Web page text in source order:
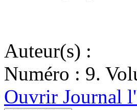
Auteur(s) :
Numéro : 9.
Ouvrir Journal